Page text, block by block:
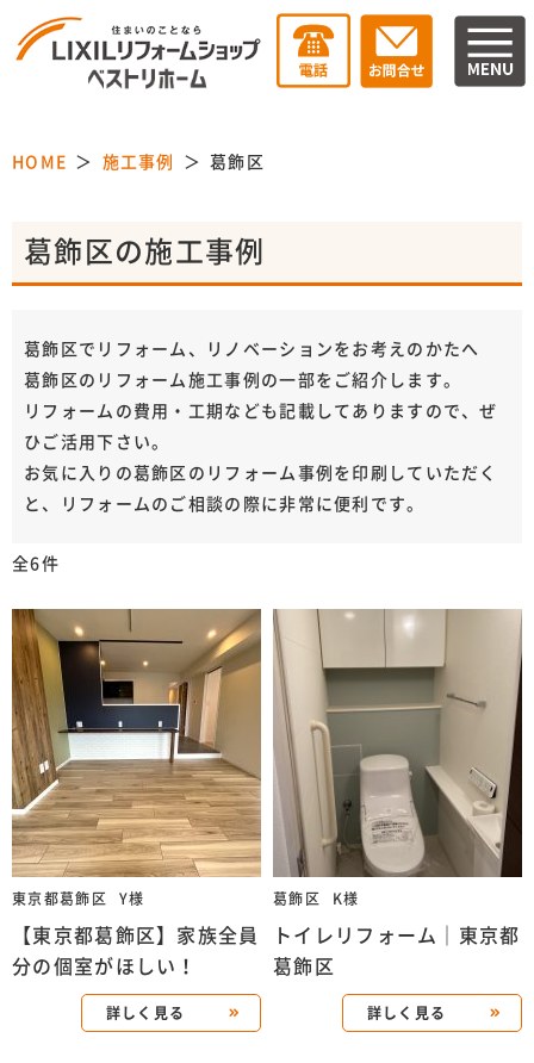
HOME 施工事例 葛飾区
葛飾区の施工事例
葛飾区でリフォーム、リノベーションをお考えのかたへ
葛飾区のリフォーム施工事例の一部をご紹介します。
リフォームの費用・工期なども記載してありますので、ぜ
ひご活用下さい。
お気に入りの葛飾区のリフォーム事例を印刷していただく
と、リフォームのご相談の際に非常に便利です。
全6件
東京都葛飾区 Y様
【東京都葛飾区】家族全員
分の個室がほしい！
詳しく見る
葛飾区 K様
トイレリフォーム｜東京都
葛飾区
詳しく見る